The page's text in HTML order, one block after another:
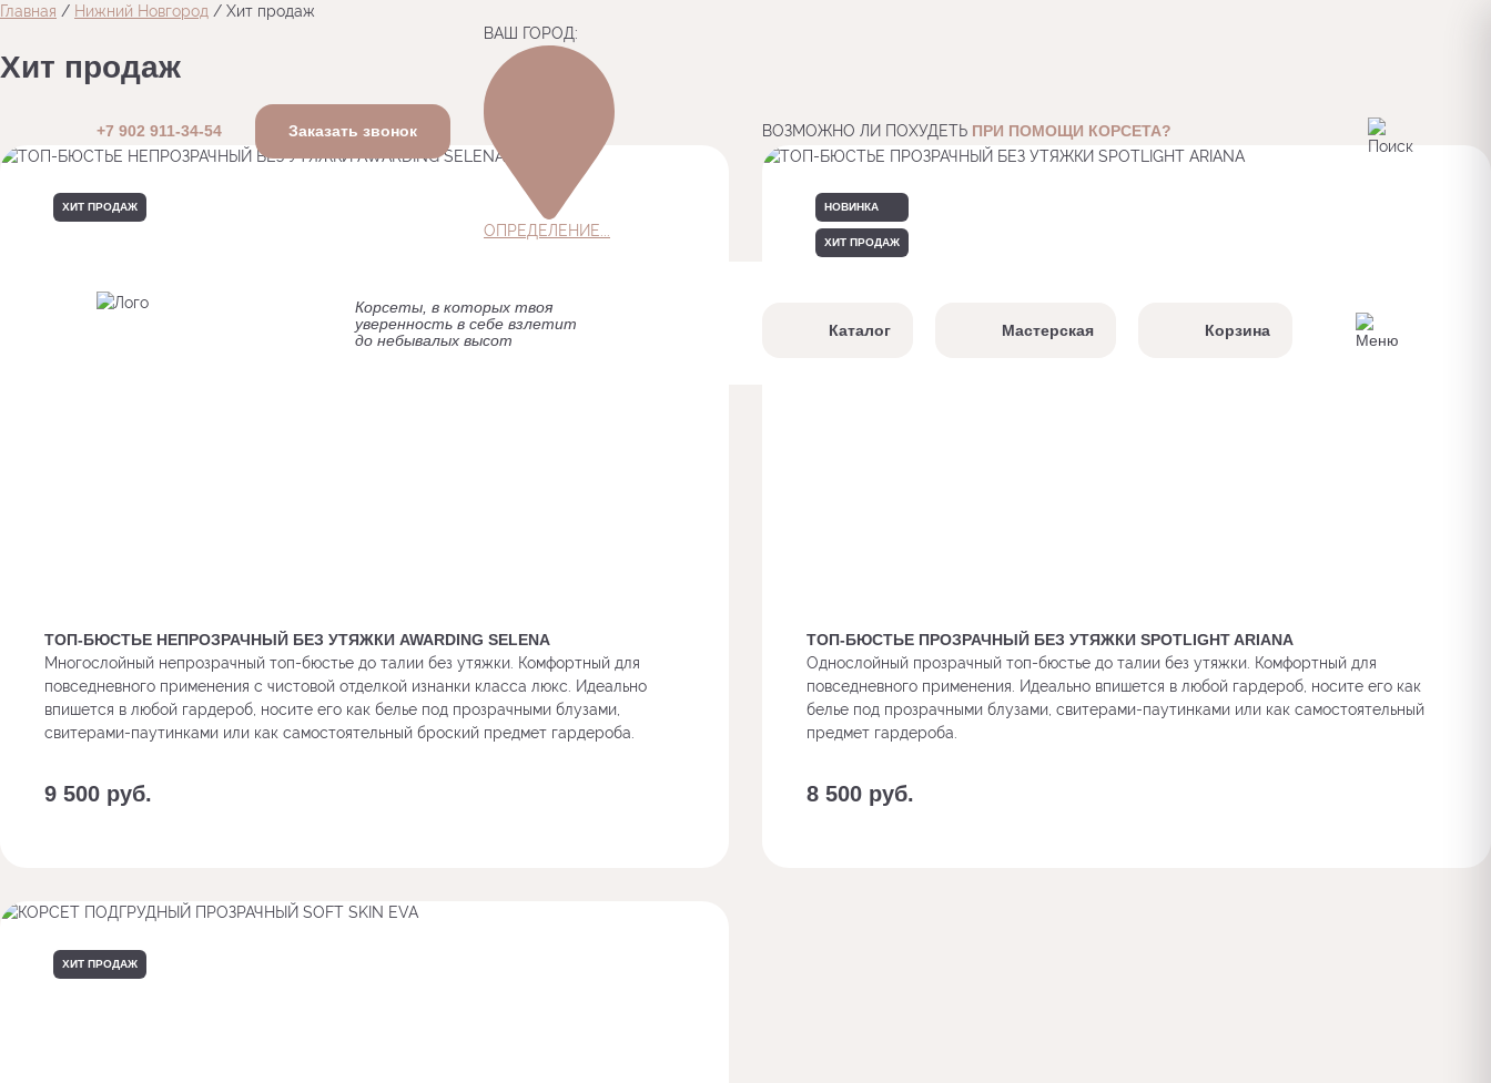
+7 902 911-34-54 Заказать звонок
ВАШ ГОРОД:
ОПРЕДЕЛЕНИЕ...
ВОЗМОЖНО ЛИ ПОХУДЕТЬ ПРИ ПОМОЩИ КОРСЕТА?
Корсеты, в которых твоя
уверенность в себе взлетит
до небывалых высот
Каталог Мастерская Корзина
Главная / Нижний Новгород / Хит продаж
Хит продаж
ХИТ ПРОДАЖ
ТОП-БЮСТЬЕ НЕПРОЗРАЧНЫЙ БЕЗ УТЯЖКИ AWARDING SELENA
Многослойный непрозрачный топ-бюстье до талии без утяжки. Комфортный для
повседневного применения с чистовой отделкой изнанки класса люкс. Идеально
впишется в любой гардероб, носите его как белье под прозрачными блузами,
свитерами-паутинками или как самостоятельный броский предмет гардероба.
9 500 руб.
НОВИНКА
ХИТ ПРОДАЖ
ТОП-БЮСТЬЕ ПРОЗРАЧНЫЙ БЕЗ УТЯЖКИ SPOTLIGHT ARIANA
Однослойный прозрачный топ-бюстье до талии без утяжки. Комфортный для
повседневного применения. Идеально впишется в любой гардероб, носите его как
белье под прозрачными блузами, свитерами-паутинками или как самостоятельный
предмет гардероба.
8 500 руб.
ХИТ ПРОДАЖ